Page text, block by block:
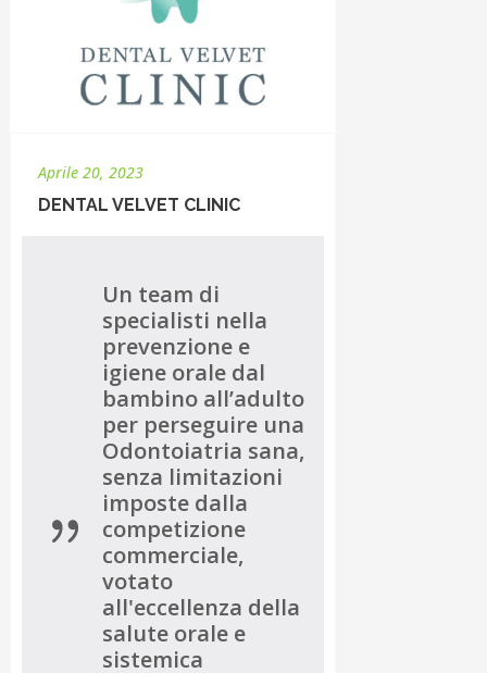
Aprile 20, 2023
DENTAL VELVET CLINIC
Un team di
specialisti nella
prevenzione e
igiene orale dal
bambino all’adulto
per perseguire una
Odontoiatria sana,
senza limitazioni
imposte dalla
competizione
commerciale,
votato
all'eccellenza della
salute orale e
sistemica